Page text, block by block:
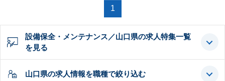
1
設備保全・メンテナンス／山口県の求人特集一覧
を見る
山口県の求人情報を職種で絞り込む